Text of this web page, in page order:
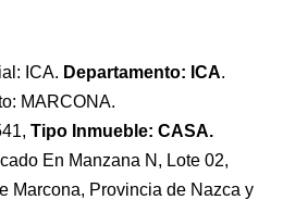
ICA. Departamento: ICA.
MARCONA.
Tipo Inmueble: CASA.
En Manzana N, Lote 02,
Marcona, Provincia de Nazca y